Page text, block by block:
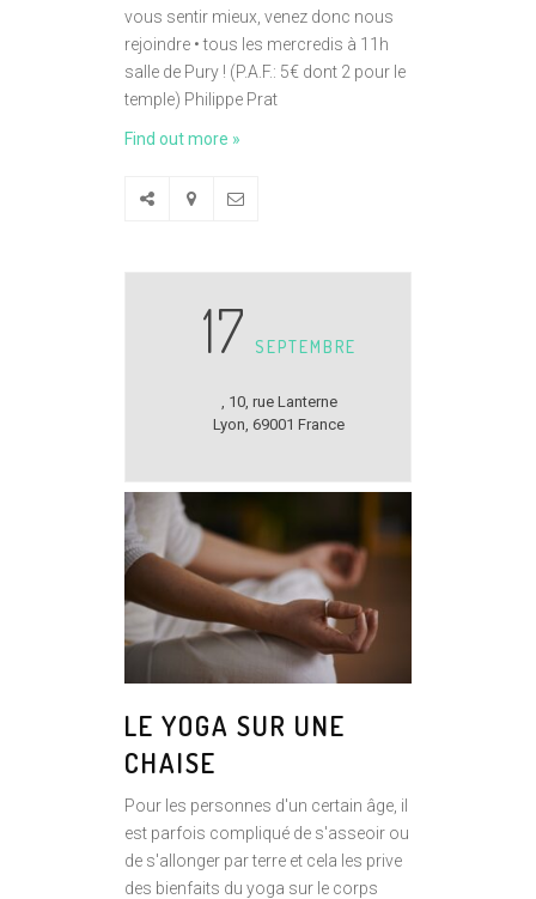
vous sentir mieux, venez donc nous
rejoindre • tous les mercredis à 11h
salle de Pury ! (P.A.F.: 5€ dont 2 pour le
temple) Philippe Prat
Find out more »
17 SEPTEMBRE
, 10, rue Lanterne
Lyon, 69001 France
LE YOGA SUR UNE
CHAISE
Pour les personnes d'un certain âge, il
est parfois compliqué de s'asseoir ou
de s'allonger par terre et cela les prive
des bienfaits du yoga sur le corps